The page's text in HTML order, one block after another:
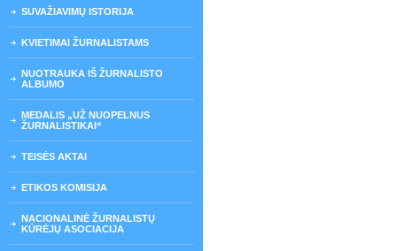
SUVAŽIAVIMŲ ISTORIJA
KVIETIMAI ŽURNALISTAMS
NUOTRAUKA IŠ ŽURNALISTO
ALBUMO
MEDALIS „UŽ NUOPELNUS
ŽURNALISTIKAI“
TEISĖS AKTAI
ETIKOS KOMISIJA
NACIONALINĖ ŽURNALISTŲ
KŪRĖJŲ ASOCIACIJA